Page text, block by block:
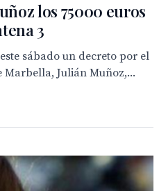
los 75000 euros
3
sábado un decreto por el
Marbella, Julián Muñoz,...